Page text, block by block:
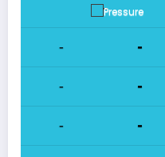
-
- -
- -
- -